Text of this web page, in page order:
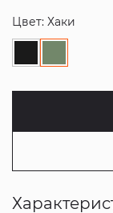
Цвет: Хаки